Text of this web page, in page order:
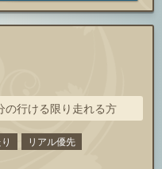
の行ける限り走れる方
リアル優先